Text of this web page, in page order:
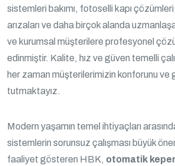
sistemleri bakımı, fotoselli kapı
arızaları ve daha birçok alanda
ve kurumsal müşterilere profesyonel
edinmiştir. Kalite, hız ve güven temelli
her zaman müşterilerimizin konforunu ve
tutmaktayız.
Modern yaşamın temel ihtiyaçları
sistemlerin sorunsuz çalışması büyük
faaliyet gösteren HBK, otomatik